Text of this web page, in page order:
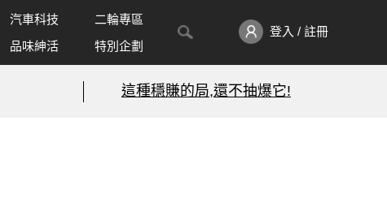
汽車科技
二輪專區
品味紳活 特別企劃
登入 / 註冊
這種穩賺的局,還不抽爆它!